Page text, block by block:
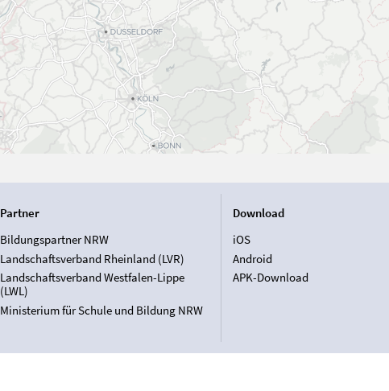
Partner
Bildungspartner NRW
Landschaftsverband Rheinland (LVR)
Landschaftsverband Westfalen-Lippe
(LWL)
Ministerium für Schule und Bildung NRW
Download
iOS
Android
APK-Download